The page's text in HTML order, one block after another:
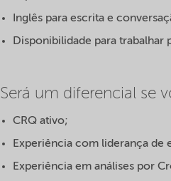
Inglês para escrita e
Disponibilidade para trabalhar
Será um diferencial se
CRQ ativo;
Experiência com liderança de
Experiência em análises por